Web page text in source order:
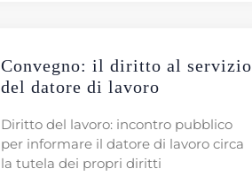
Convegno: il diritto al servizio
del datore di lavoro
Diritto del lavoro: incontro pubblico
per informare il datore di lavoro circa
la tutela dei propri diritti